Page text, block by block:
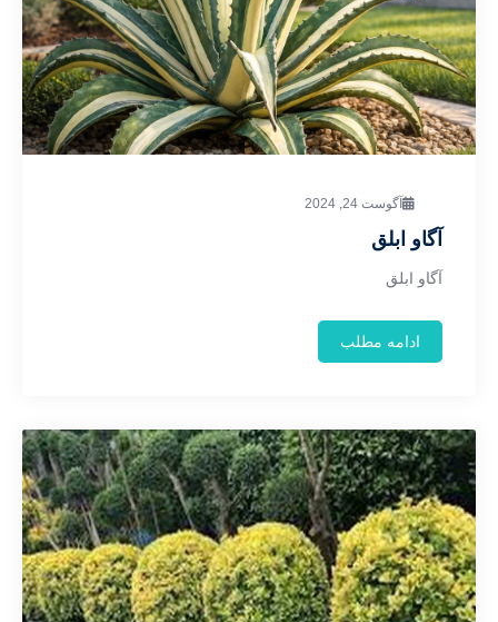
آگوست 24, 2024
آگاو ابلق
آگاو ابلق
ادامه مطلب